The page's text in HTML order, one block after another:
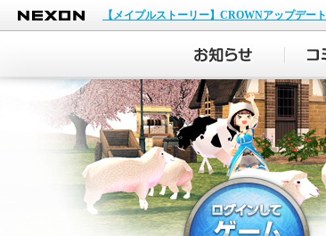
NEXON
【メイプルストーリー】CROWNアップデート